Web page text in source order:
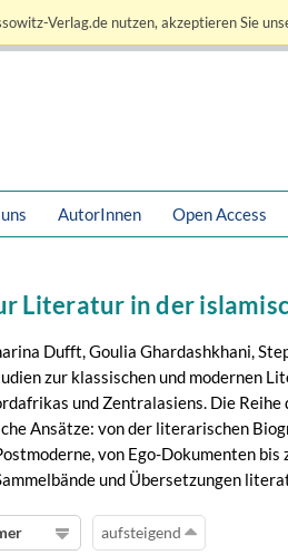
Verlag.de nutzen, akzeptieren Sie
AutorInnen Open Access
Literatur in der
Dufft, Goulia Ghardashkhani,
zur klassischen und modernen
und Zentralasiens. Die
Ansätze: von der literarischen
von Ego-Dokumenten
und Übersetzungen
aufsteigend